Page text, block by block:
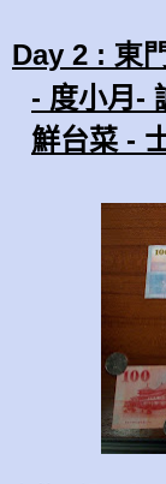
Day 2 : 東
- 度小月-
鮮台菜 -